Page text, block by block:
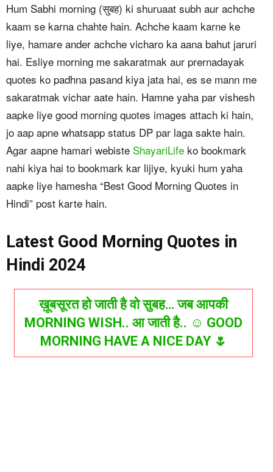
Hum Sabhi morning (सुबह) ki shuruaat subh aur achche
kaam se karna chahte hain. Achche kaam karne ke
liye, hamare ander achche vicharo ka aana bahut jaruri
hai. Esliye morning me sakaratmak aur prernadayak
quotes ko padhna pasand kiya jata hai, es se mann me
sakaratmak vichar aate hain. Hamne yaha par vishesh
aapke liye good morning quotes images attach ki hain,
jo aap apne whatsapp status DP par laga sakte hain.
Agar aapne hamari webiste ShayariLife ko bookmark
nahi kiya hai to bookmark kar lijiye, kyuki hum yaha
aapke liye hamesha “Best Good Morning Quotes in
Hindi” post karte hain.
Latest Good Morning Quotes in
Hindi 2024
ख़ूबसूरत हो जाती है वो सुबह… जब आपकी
MORNING WISH.. आ जाती है.. ☺ GOOD
MORNING HAVE A NICE DAY 🌷